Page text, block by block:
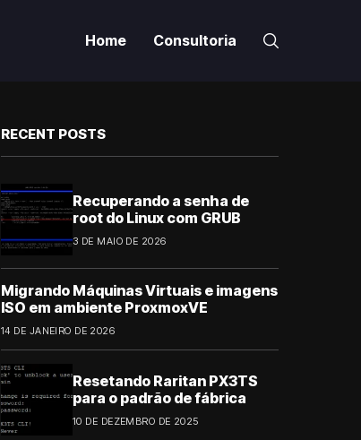
Home Consultoria
RECENT POSTS
Recuperando a senha de
root do Linux com GRUB
3 DE MAIO DE 2026
Migrando Máquinas Virtuais e imagens
ISO em ambiente ProxmoxVE
14 DE JANEIRO DE 2026
Resetando Raritan PX3TS
para o padrão de fábrica
10 DE DEZEMBRO DE 2025